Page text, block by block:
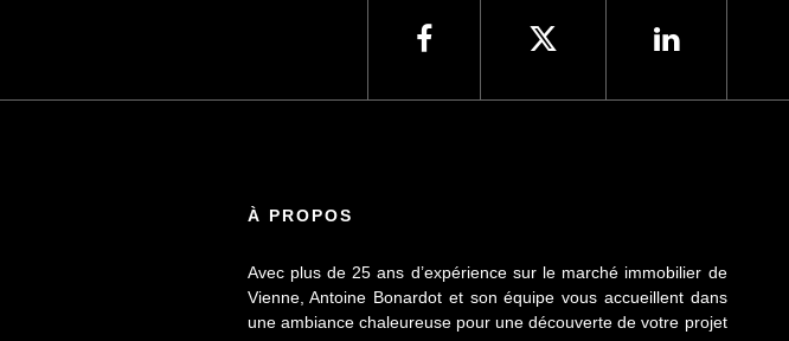
À PROPOS
Avec plus de 25 ans d’expérience sur le marché immobilier de
Vienne, Antoine Bonardot et son équipe vous accueillent dans
une ambiance chaleureuse pour une découverte de votre projet